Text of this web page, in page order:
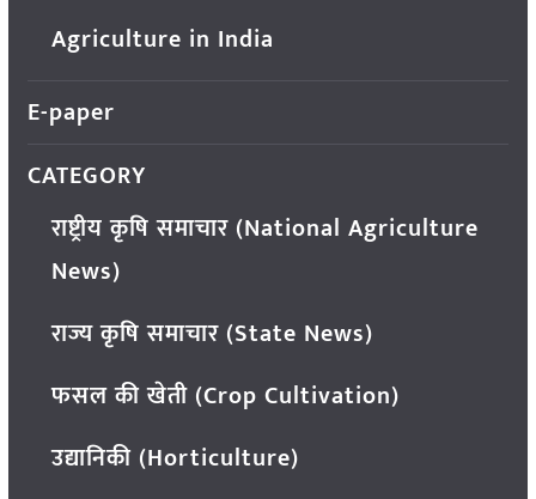
Agriculture in India
E-paper
CATEGORY
राष्ट्रीय कृषि समाचार (National Agriculture
News)
राज्य कृषि समाचार (State News)
फसल की खेती (Crop Cultivation)
उद्यानिकी (Horticulture)